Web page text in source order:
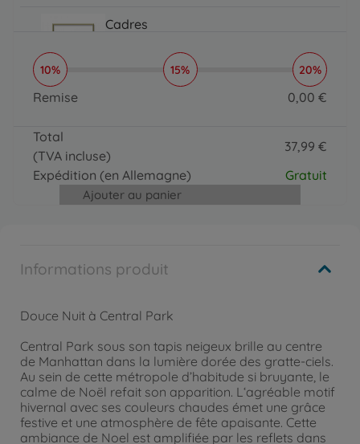
Informations produit
Douce Nuit à Central Park
Central Park sous son tapis neigeux brille au centre
de Manhattan dans la lumière dorée des gratte-ciels.
Au sein de cette métropole d’habitude si bruyante, le
calme de Noël refait son apparition. L‘agréable motif
hivernal avec ses couleurs chaudes émet une grâce
festive et une atmosphère de fête apaisante. Cette
ambiance de Noel est amplifiée par les reflets dans
Cadres
31,99
31.99 EUR
Pinceaux, vernis, etc.
16.99 EUR
Pinceaux, vernis, etc.
MNZ - Paintmaster
19.99 EUR
10% 15% 20%
Remise 0,00 €
Total
(TVA incluse)
37,99 €
Expédition (en Allemagne) Gratuit
Ajouter au panier